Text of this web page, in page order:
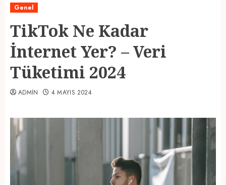
Genel
TikTok Ne Kadar
İnternet Yer? – Veri
Tüketimi 2024
ADMIN 4 MAYIS 2024